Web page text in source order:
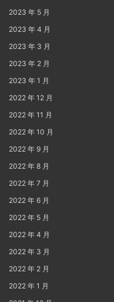
2023 年 5 月
2023 年 4 月
2023 年 3 月
2023 年 2 月
2023 年 1 月
2022 年 12 月
2022 年 11 月
2022 年 10 月
2022 年 9 月
2022 年 8 月
2022 年 7 月
2022 年 6 月
2022 年 5 月
2022 年 4 月
2022 年 3 月
2022 年 2 月
2022 年 1 月